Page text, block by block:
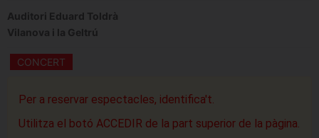
Auditori Eduard Toldrà
Vilanova i la Geltrú
CONCERT
Per a reservar espectacles, identifica't.
Utilitza el botó ACCEDIR de la part superior de la pàgina.